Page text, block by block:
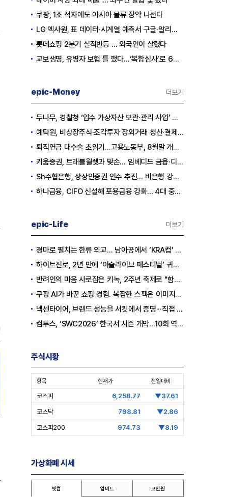
[심층분석] 포스코, 트리플 코어 투자
본격화
[Epic Why] 한화, KAI 지분 왜 사들
일까
쿠팡, 1조 적자에도 아시아 물류 장악 나선다
LG 엑사원, 표 데이터·시계열 예측서 구글·알리바바 제쳤다
롯데쇼핑 2분기 실적반등 … 외국인이 살렸다
교보생명, 유병자 보험 틀 깼다…‘복합심사’로 6개월 독점권 획득
epic-Money 더보기
두나무, 경찰청 ‘압수 가상자산 보관·관리 사업’ 최종 낙찰
예탁원, 비상장주식·조각투자 장외거래 청산·결제 인프라 구축 착수
퇴직연금 대수술 초읽기…고용노동부, 8월말 개정안 발표
키움증권, 트래블월렛과 맞손… 임베디드 금융·디지털 자산 신사업 추진
Sh수협은행, 상상인증권 인수 추진… 비은행 강화 ‘금융그룹’ 도약 발판
하나금융, CIFO 신설해 포용금융 강화… 4대 중심축 중심 상반기 목표 60% 달성
epic-Life 더보기
경마로 펼치는 한류 외교… 남아공에서 ‘KRA컵’ 개최하는 한국마사회
하이트진로, 2년 만에 ‘이슬라이브 페스티벌’ 귀환…25,000명 규모 대확장
반려인의 마음 사로잡은 키녹, 2주년 축제로 "함께하는 즐거움"을 선물하다
쿠팡 AI가 바꾼 쇼핑 경험. 복잡한 스펙은 이미지로, 수백 개 리뷰는 한눈에…
넥센타이어, 브랜드 성능을 서킷에서 증명···직접 체험하는 고객 참여형 마케팅 확대
컴투스, ‘SWC2026’ 한국서 시즌 개막…10회 역사를 이어갈 챔피언은 누가 될까
주식시황
항목 현재가 전일대비
코스피 6,258.77 ▼37.61
코스닥 798.81 ▼2.86
코스피200 974.73 ▼8.19
가상화폐 시세
빗썸 업비트 코인원